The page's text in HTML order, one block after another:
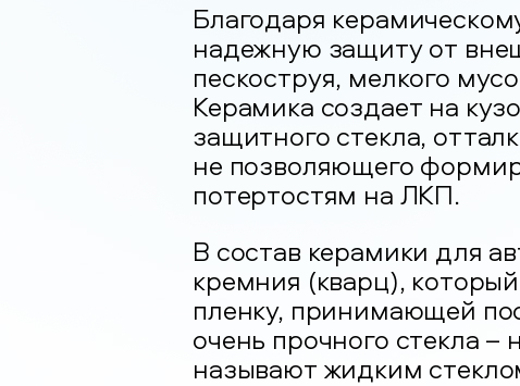
Благодаря
надежную защиту от
пескоструя, мелкого
Керамика создает на
защитного стекла,
не позволяющего
потертостям на ЛКП.
В состав керамики для
кремния (кварц),
пленку, принимающей
очень прочного стекла –
называют жидким